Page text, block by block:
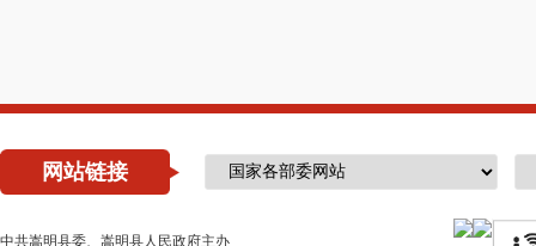
网站链接
中共嵩明县委、嵩明县人民政府主办